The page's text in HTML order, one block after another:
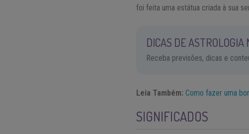
foi feita uma estátua criada à sua
DICAS DE ASTROLOGIA
Receba previsões, dicas e
Leia Também: Como fazer uma
SIGNIFICADOS